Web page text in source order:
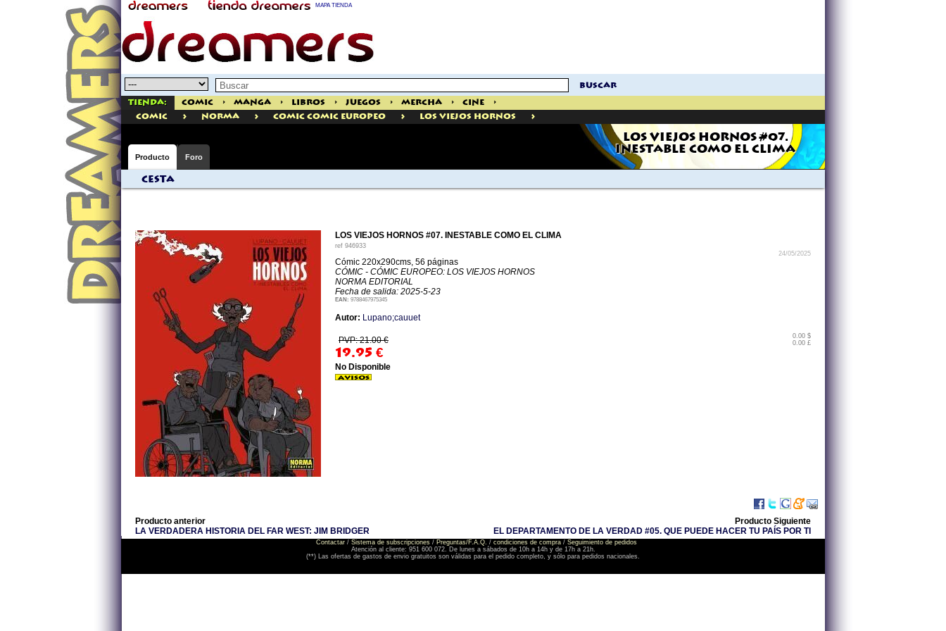
MAPA TIENDA
buscar
Tienda: Comic > Manga > Libros > Juegos > Mercha > Cine
>
comic
> Norma > Comic Comic Europeo > Los Viejos Hornos >
LOS VIEJOS HORNOS #07.
INESTABLE COMO EL CLIMA
Producto Foro
Cesta
LOS VIEJOS HORNOS #07. INESTABLE COMO EL CLIMA
ref 946933
24/05/2025
Cómic 220x290cms, 56 páginas
CÓMIC - CÓMIC EUROPEO: LOS VIEJOS HORNOS
NORMA EDITORIAL
Fecha de salida: 2025-5-23
EAN: 9788467975345
Autor: Lupano;cauuet
PVP: 21.00 €
19.95 €
0.00 $
0.00 £
No Disponible
Producto anterior
LA VERDADERA HISTORIA DEL FAR WEST: JIM BRIDGER
Producto Siguiente
EL DEPARTAMENTO DE LA VERDAD #05. QUE PUEDE HACER TU PAÍS POR TI
Contactar / Sistema de subscripciones / Preguntas/F.A.Q. / condiciones de compra / Seguimiento de pedidos
Atención al cliente: 951 600 072. De lunes a sábados de 10h a 14h y de 17h a 21h.
(**) Las ofertas de gastos de envio gratuitos son válidas para el pedido completo, y sólo para pedidos nacionales.